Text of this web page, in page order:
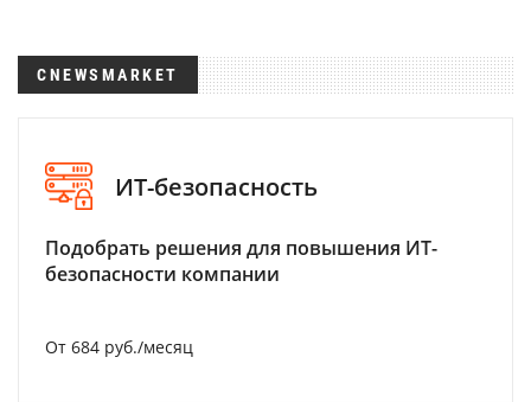
CNEWSMARKET
ИТ-безопасность
Подобрать решения для повышения ИТ-
безопасности компании
От 684 руб./месяц